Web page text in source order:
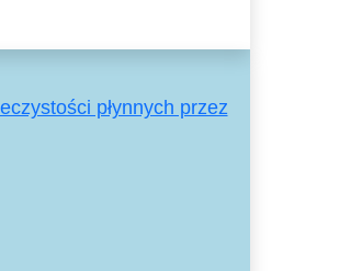
płynnych przez